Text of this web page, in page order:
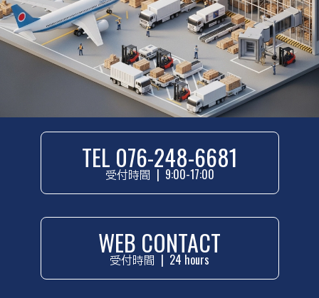
TEL 076-248-6681
受付時間 | 9:00-17:00
WEB CONTACT
受付時間 | 24 hours